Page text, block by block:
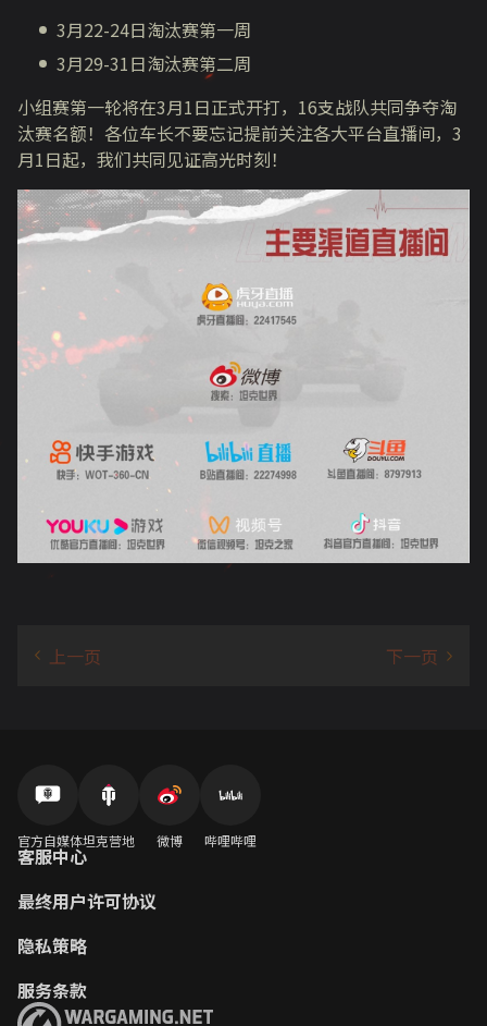
3月22-24日淘汰赛第一周
3月29-31日淘汰赛第二周
小组赛第一轮将在3月1日正式开打，16支战队共同争夺淘
汰赛名额！各位车长不要忘记提前关注各大平台直播间，3
月1日起，我们共同见证高光时刻！
官方自媒体坦克营地 微博 哔哩哔哩
客服中心
最终用户许可协议
隐私策略
服务条款